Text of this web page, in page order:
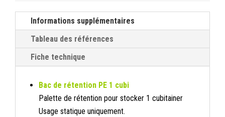
Informations supplémentaires
Tableau des références
Fiche technique
Bac de rétention PE 1 cubi
Palette de rétention pour stocker 1 cubitainer
Usage statique uniquement.